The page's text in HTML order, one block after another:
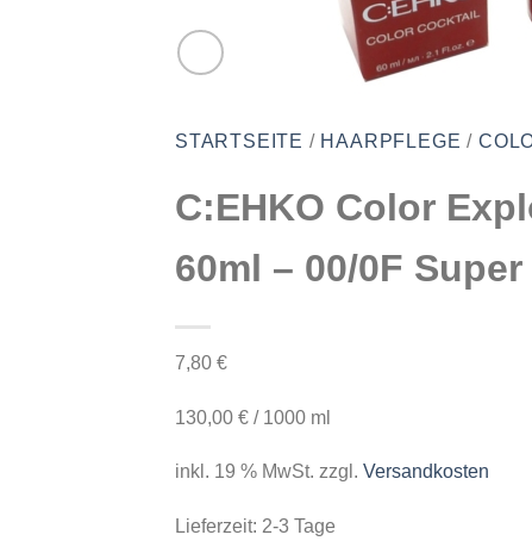
STARTSEITE / HAARPFLEGE /
C:EHKO Color
60ml – 00/0F
7,80 €
130,00 € / 1000 ml
inkl. 19 % MwSt. zzgl. Versandkosten
Lieferzeit: 2-3 Tage